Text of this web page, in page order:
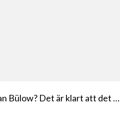
Bülow? Det är klart att det …